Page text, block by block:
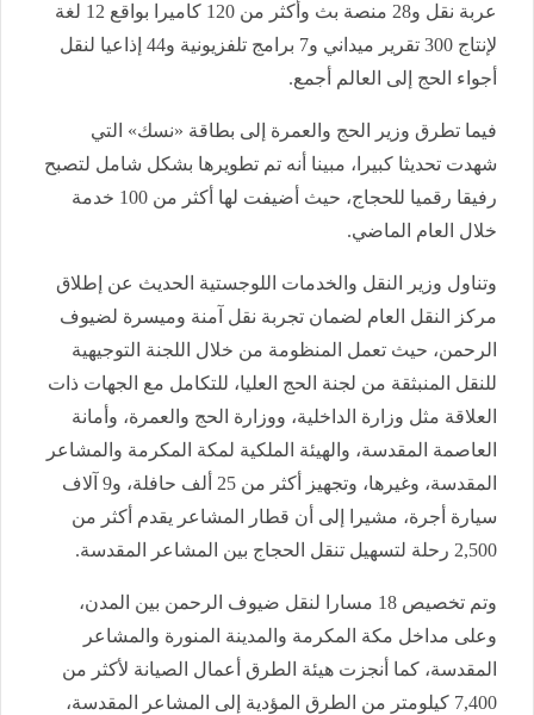
عربة نقل و28 منصة بث وأكثر من 120 كاميرا بواقع 12 لغة
لإنتاج 300 تقرير ميداني و7 برامج تلفزيونية و44 إذاعيا لنقل
أجواء الحج إلى العالم أجمع.
فيما تطرق وزير الحج والعمرة إلى بطاقة «نسك» التي
شهدت تحديثا كبيرا، مبينا أنه تم تطويرها بشكل شامل لتصبح
رفيقا رقميا للحجاج، حيث أضيفت لها أكثر من 100 خدمة
خلال العام الماضي.
وتناول وزير النقل والخدمات اللوجستية الحديث عن إطلاق
مركز النقل العام لضمان تجربة نقل آمنة وميسرة لضيوف
الرحمن، حيث تعمل المنظومة من خلال اللجنة التوجيهية
للنقل المنبثقة من لجنة الحج العليا، للتكامل مع الجهات ذات
العلاقة مثل وزارة الداخلية، ووزارة الحج والعمرة، وأمانة
العاصمة المقدسة، والهيئة الملكية لمكة المكرمة والمشاعر
المقدسة، وغيرها، وتجهيز أكثر من 25 ألف حافلة، و9 آلاف
سيارة أجرة، مشيرا إلى أن قطار المشاعر يقدم أكثر من
2,500 رحلة لتسهيل تنقل الحجاج بين المشاعر المقدسة.
وتم تخصيص 18 مسارا لنقل ضيوف الرحمن بين المدن،
وعلى مداخل مكة المكرمة والمدينة المنورة والمشاعر
المقدسة، كما أنجزت هيئة الطرق أعمال الصيانة لأكثر من
7,400 كيلومتر من الطرق المؤدية إلى المشاعر المقدسة،